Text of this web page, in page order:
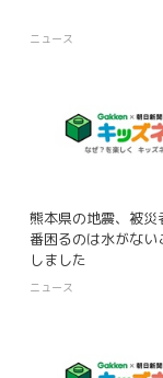
ニュース
熊本県の地震、被災
番困るのは水がない
しました
ニュース